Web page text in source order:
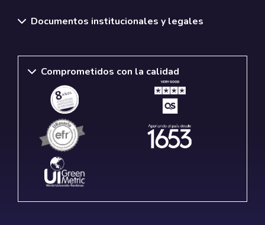
Documentos institucionales y legales
Comprometidos con la calidad